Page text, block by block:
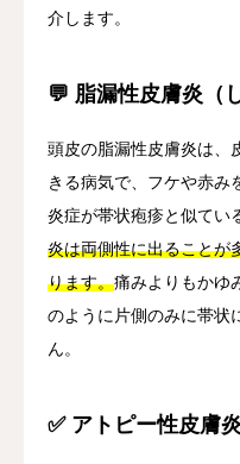
介します。
💬 脂漏性皮膚炎（
頭皮の脂漏性皮膚炎は、
きる病気で、フケや赤み
炎症が帯状疱疹と似てい
炎は両側性に出ることが
ります。痛みよりもかゆ
のように片側のみに帯状
ん。
✅ アトピー性皮膚